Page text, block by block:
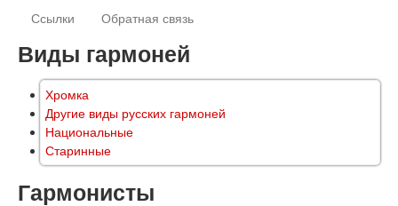
Ссылки
Обратная связь
Виды гармоней
Хромка
Другие виды русских гармоней
Национальные
Старинные
Гармонисты